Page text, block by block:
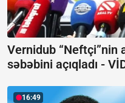
Vernidub “Neftçi”nin
səbəbini açıqladı -
16:49